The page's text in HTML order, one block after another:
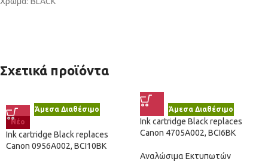
Σχετικά προϊόντα
Άμεσα Διαθέσιμο
Νέο
Ink cartridge Black replaces
Canon 0956A002, BCI10BK
Άμεσα Διαθέσιμο
Ink cartridge Black replaces
Canon 4705A002, BCI6BK
Αναλώσιμα Εκτυπωτών